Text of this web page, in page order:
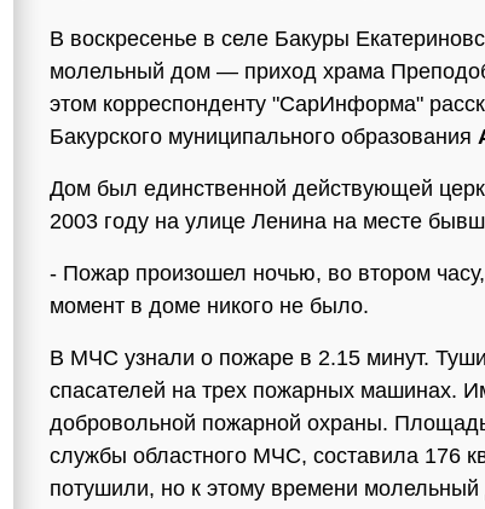
В воскресенье в селе Бакуры
молельный дом — приход храма
этом корреспонденту "СарИнформа"
Бакурского муниципального образования
Дом был единственной действующей
2003 году на улице Ленина на месте
- Пожар произошел ночью, во втором
момент в доме никого не было.
В МЧС узнали о пожаре в 2.15 минут.
спасателей на трех пожарных машинах.
добровольной пожарной охраны.
службы областного МЧС, составила 176
потушили, но к этому времени молельный